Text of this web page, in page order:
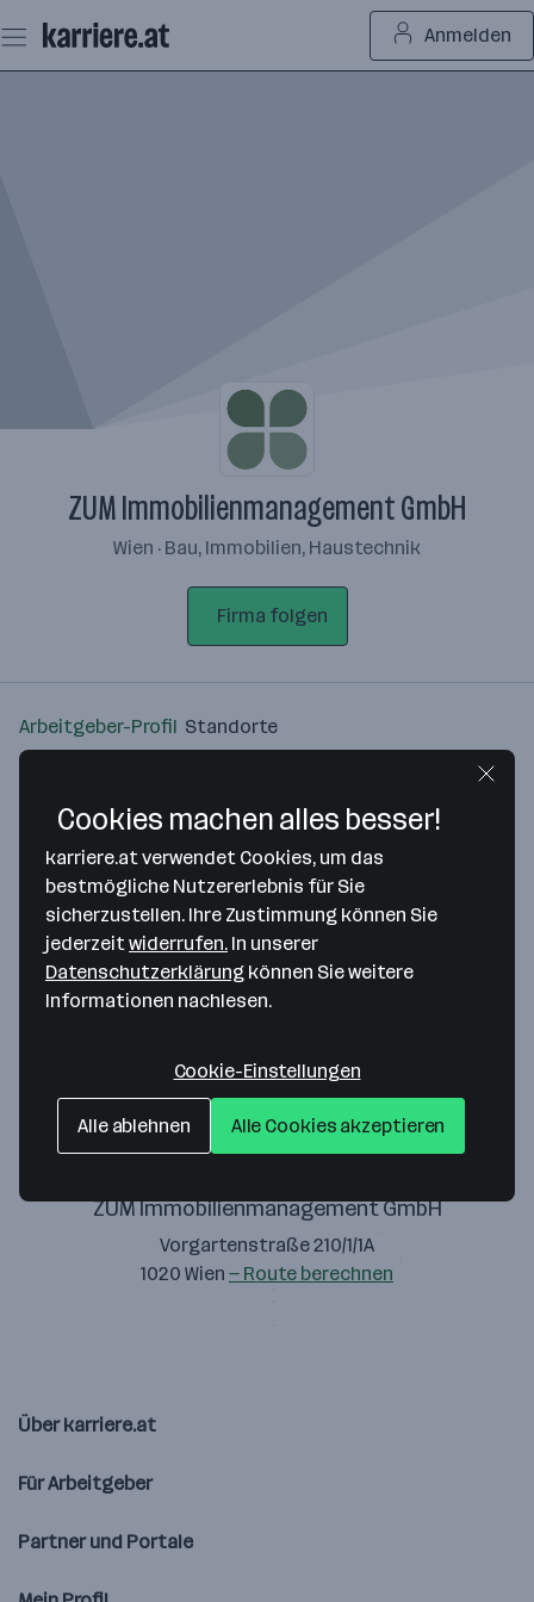
Seiteninhalt
springen
Anmelden
ZUM Immobilienmanagement GmbH
Wien · Bau, Immobilien, Haustechnik
Firma folgen
Arbeitgeber-Profil Standorte
Bitte stimme unseren Cookie-
Richtlinien zu, um diese Karte
anzuzeigen.
ZUM Immobilienmanagement GmbH
Vorgartenstraße 210/1/1A
1020 Wien — Route berechnen
Über karriere.at
Für Arbeitgeber
Partner und Portale
Cookies machen alles besser!
karriere.at verwendet Cookies, um das
bestmögliche Nutzererlebnis für Sie
sicherzustellen. Ihre Zustimmung können Sie
jederzeitwiderrufen. In unserer
Datenschutzerklärung können Sie weitere
Informationen nachlesen.
Cookie-Einstellungen
Alle ablehnen Alle Cookies akzeptieren